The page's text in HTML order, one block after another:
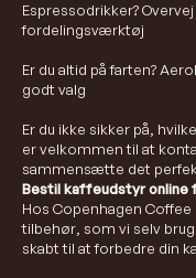
Espressodrikker?
fordelingsværktøj
Er du altid på farten?
godt valg
Er du ikke sikker på,
er velkommen til at
sammensætte det
Bestil kaffeudstyr online
Hos Copenhagen
tilbehør, som vi selv
skabt til at forbedre din